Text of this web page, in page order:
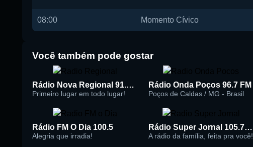
08:00 Momento Cívico
Você também pode gostar
Rádio Nova Regional 91.5 FM
Primeiro lugar em todo lugar!
Rádio Onda Poços 96.7 FM
Poços de Caldas / MG - Brasil
Rádio FM O Dia 100.5
Alegria que irradia!
Rádio Super Jornal 105.7 FM
A rádio da família, feita pra você!